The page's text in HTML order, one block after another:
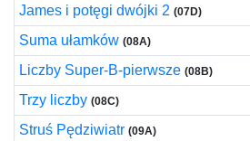
James i potęgi dwójki 2 (07D)
Suma ułamków (08A)
Liczby Super-B-pierwsze (08B)
Trzy liczby (08C)
Struś Pędziwiatr (09A)